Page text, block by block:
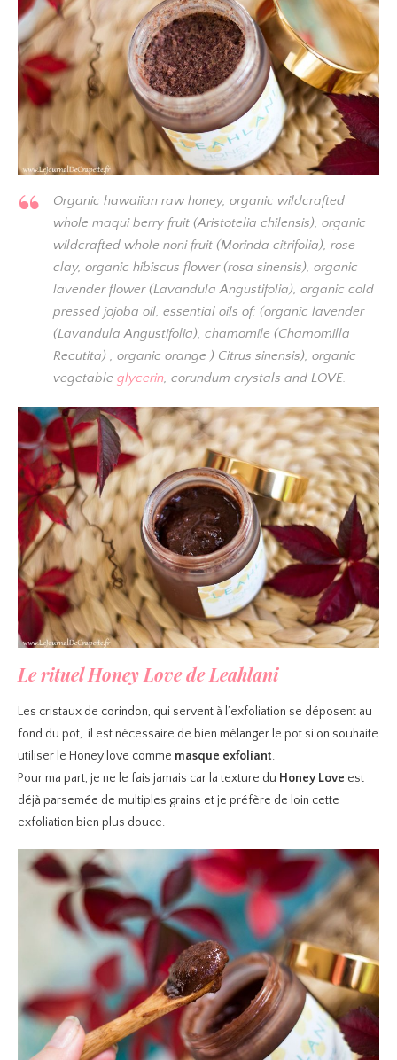
Organic hawaiian raw honey, organic wildcrafted
whole maqui berry fruit (Aristotelia chilensis), organic
wildcrafted whole noni fruit (Morinda citrifolia), rose
clay, organic hibiscus flower (rosa sinensis), organic
lavender flower (Lavandula Angustifolia), organic cold
pressed jojoba oil, essential oils of: (organic lavender
(Lavandula Angustifolia), chamomile (Chamomilla
Recutita) , organic orange ) Citrus sinensis), organic
vegetable glycerin, corundum crystals and LOVE.
Le rituel Honey Love de Leahlani
Les cristaux de corindon, qui servent à l’exfoliation se déposent au
fond du pot, il est nécessaire de bien mélanger le pot si on souhaite
utiliser le Honey love comme masque exfoliant.
Pour ma part, je ne le fais jamais car la texture du Honey Love est
déjà parsemée de multiples grains et je préfère de loin cette
exfoliation bien plus douce.